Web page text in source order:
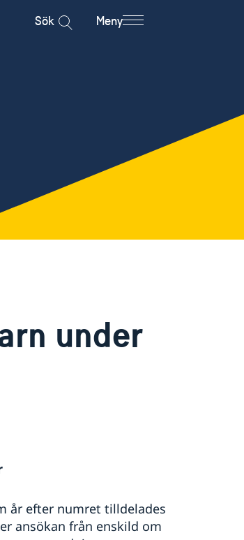
Sök Meny
under
år efter numret tilldelades
ansökan från enskild om